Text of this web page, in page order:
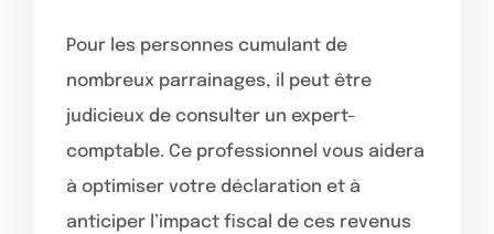
Pour les personnes cumulant de
nombreux parrainages, il peut être
judicieux de consulter un expert-
comptable. Ce professionnel vous aidera
à optimiser votre déclaration et à
anticiper l’impact fiscal de ces revenus